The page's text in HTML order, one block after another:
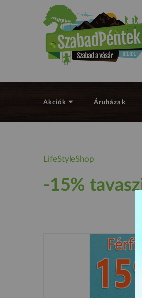
Akciók Áruházak
LifeStyleShop
-15%